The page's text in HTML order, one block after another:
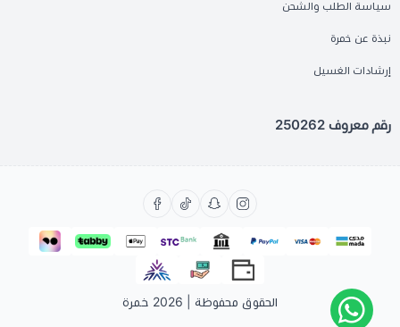
سياسة الطلب والشحن
نبذة عن خمرة
إرشادات الغسيل
رقم معروف 250262
الحقوق محفوظة | 2026 خمرة